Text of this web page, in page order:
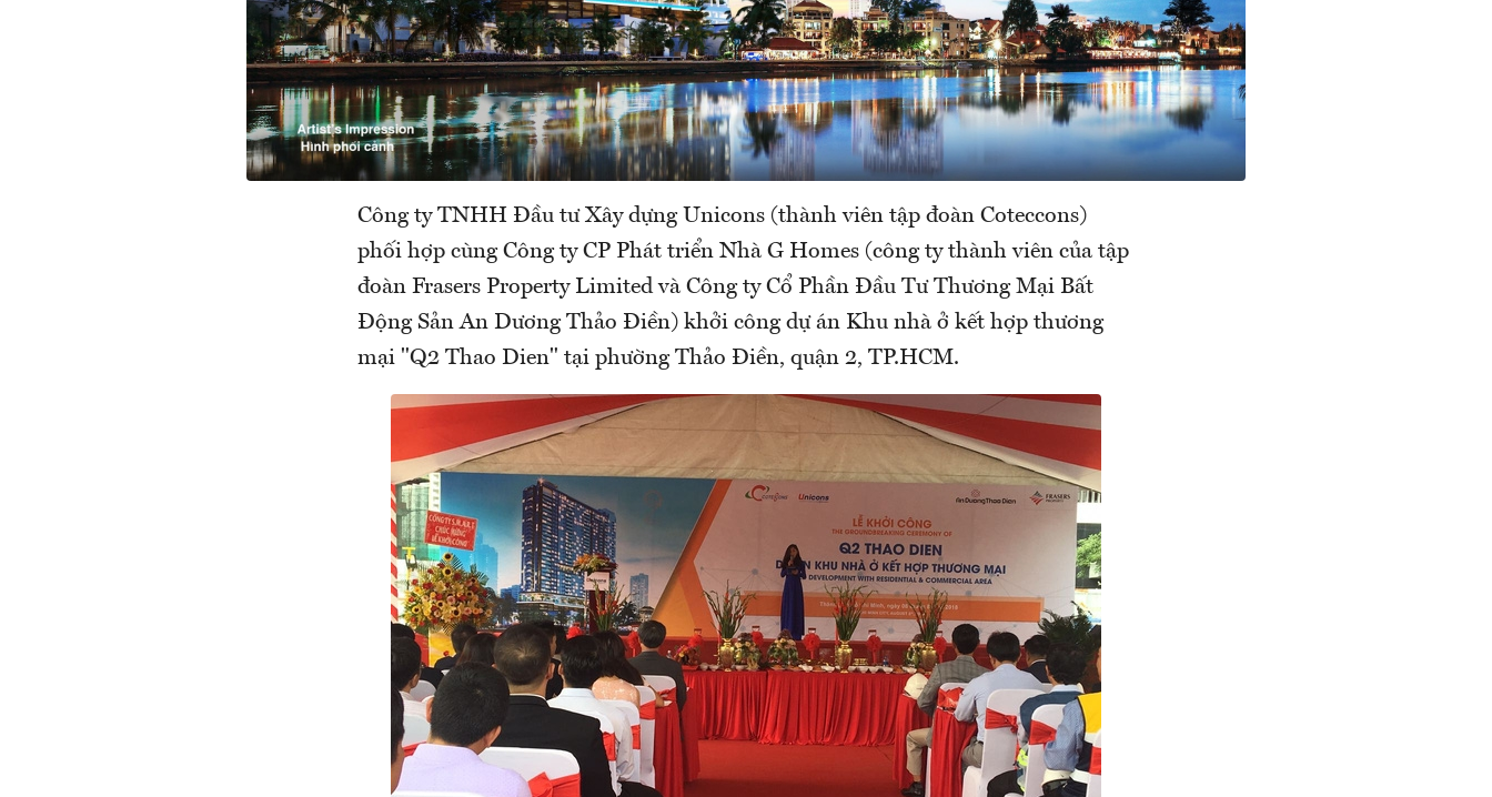
Công ty TNHH Đầu tư Xây dựng Unicons (thành viên tập đoàn Coteccons)
phối hợp cùng Công ty CP Phát triển Nhà G Homes (công ty thành viên của tập
đoàn Frasers Property Limited và Công ty Cổ Phần Đầu Tư Thương Mại Bất
Động Sản An Dương Thảo Điền) khởi công dự án Khu nhà ở kết hợp thương
mại "Q2 Thao Dien" tại phường Thảo Điền, quận 2, TP.HCM.